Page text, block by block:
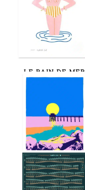
LE BAIN DE MER
LE ROUX